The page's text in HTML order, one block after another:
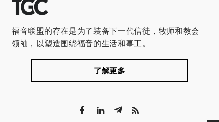
福音联盟的存在是为了装备下一代信徒，牧师和教会
领袖，以塑造围绕福音的生活和事工。
了解更多